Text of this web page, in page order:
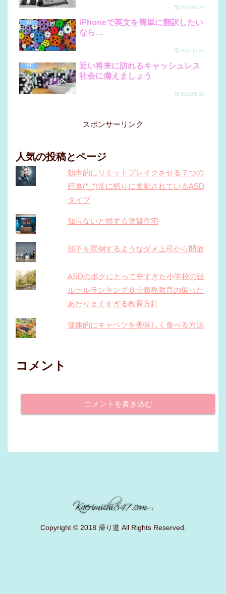
2019.03.29
便利
iPhoneで英文を簡単に翻訳したい
なら…
2022.12.25
便利
近い将来に訪れるキャッシュレス
社会に備えましょう
2019.05.28
スポンサーリンク
人気の投稿とページ
効率的にリミットブレイクさせる７つの
行為(*_*)常に怒りに支配されているASD
タイプ
知らないと損する賃貸住宅
部下を罵倒するようなダメ上司から開放
ASDのボクにとって辛すぎた小学校の謎
ルールランキング６☆義務教育の偏った
あたりまえすぎる教育方針
健康的にキャベツを美味しく食べる方法
コメント
コメントを書き込む
Copyright © 2018 帰り道 All Rights Reserved.